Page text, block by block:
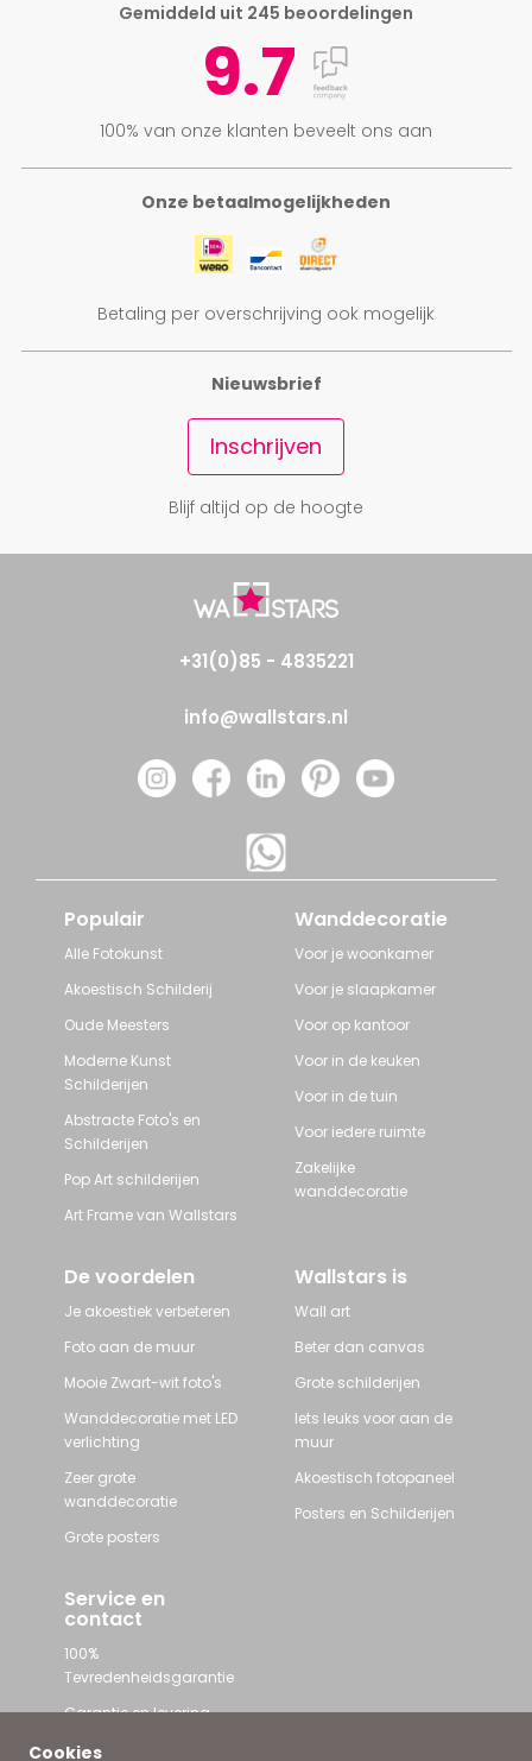
Cookies
Onze betaalmogelijkheden
Betaling per overschrijving ook mogelijk
Gemiddeld uit 245 beoordelingen
9.7
100% van onze klanten beveelt ons aan
Nieuwsbrief
Inschrijven
Blijf altijd op de hoogte
+31(0)85 - 4835221
info@wallstars.nl
Populair
Alle Fotokunst
Akoestisch Schilderij
Oude Meesters
Moderne Kunst
Schilderijen
Abstracte Foto's en
Schilderijen
Pop Art schilderijen
Art Frame van Wallstars
Wanddecoratie
Voor je woonkamer
Voor je slaapkamer
Voor op kantoor
Voor in de keuken
Voor in de tuin
Voor iedere ruimte
Zakelijke
wanddecoratie
De voordelen
Je akoestiek verbeteren
Foto aan de muur
Mooie Zwart-wit foto's
Wanddecoratie met LED
verlichting
Zeer grote
wanddecoratie
Grote posters
Wallstars is
Wall art
Beter dan canvas
Grote schilderijen
Iets leuks voor aan de
muur
Akoestisch fotopaneel
Posters en Schilderijen
Service en
contact
100%
Tevredenheidsgarantie
Garantie en levering
Contact met Wallstars